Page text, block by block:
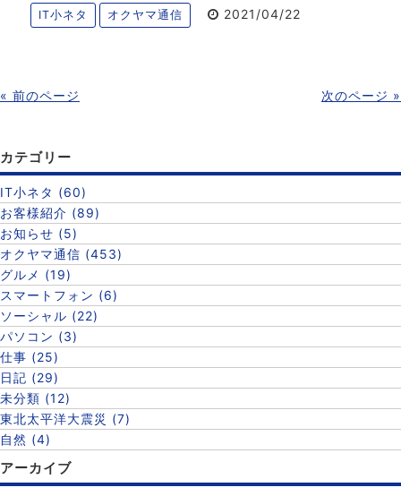
IT小ネタ オクヤマ通信 2021/04/22
« 前のページ 次のページ »
カテゴリー
IT小ネタ (60)
お客様紹介 (89)
お知らせ (5)
オクヤマ通信 (453)
グルメ (19)
スマートフォン (6)
ソーシャル (22)
パソコン (3)
仕事 (25)
日記 (29)
未分類 (12)
東北太平洋大震災 (7)
自然 (4)
アーカイブ